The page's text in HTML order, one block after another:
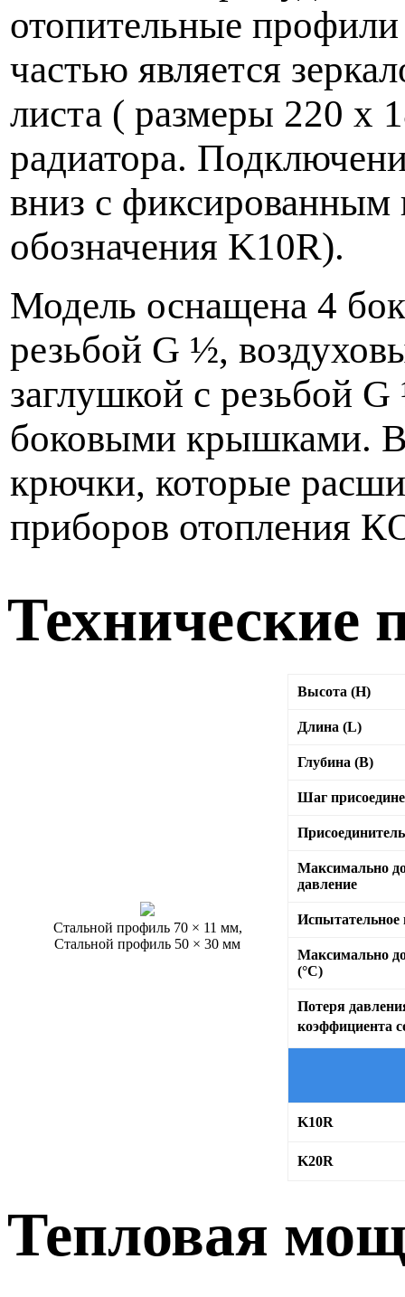
отопительные
частью является
листа ( размеры 220 x
радиатора.
вниз с
обозначения K10R).
Модель оснащена 4
резьбой G ½,
заглушкой с резьбой
боковыми крышками.
крючки, которые
приборов отопления
Технические
Стальной профиль 70 × 11 мм,
Стальной профиль 50 × 30 мм
Высота (H)
Длина (L)
Глубина (B)
Шаг
Максимально
давление
Испытательное
Максимально
(°C)
Потеря
коэффициента
K10R
K20R
Тепловая